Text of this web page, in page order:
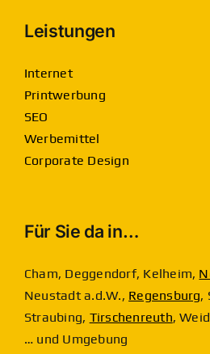
Leistungen
Internet
Printwerbung
SEO
Werbemittel
Corporate Design
Für Sie da in…
Cham, Deggendorf, Kelheim,
Neustadt a.d.W., Regensburg,
Straubing, Tirschenreuth,
… und Umgebung